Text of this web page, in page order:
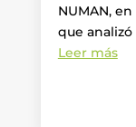
NUMAN,
que
Leer más